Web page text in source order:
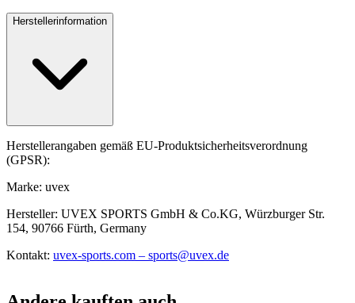
Herstellerinformation
Herstellerangaben gemäß EU-Produktsicherheitsverordnung
(GPSR):
Marke: uvex
Hersteller: UVEX SPORTS GmbH & Co.KG, Würzburger Str.
154, 90766 Fürth, Germany
Kontakt: uvex-sports.com – sports@uvex.de